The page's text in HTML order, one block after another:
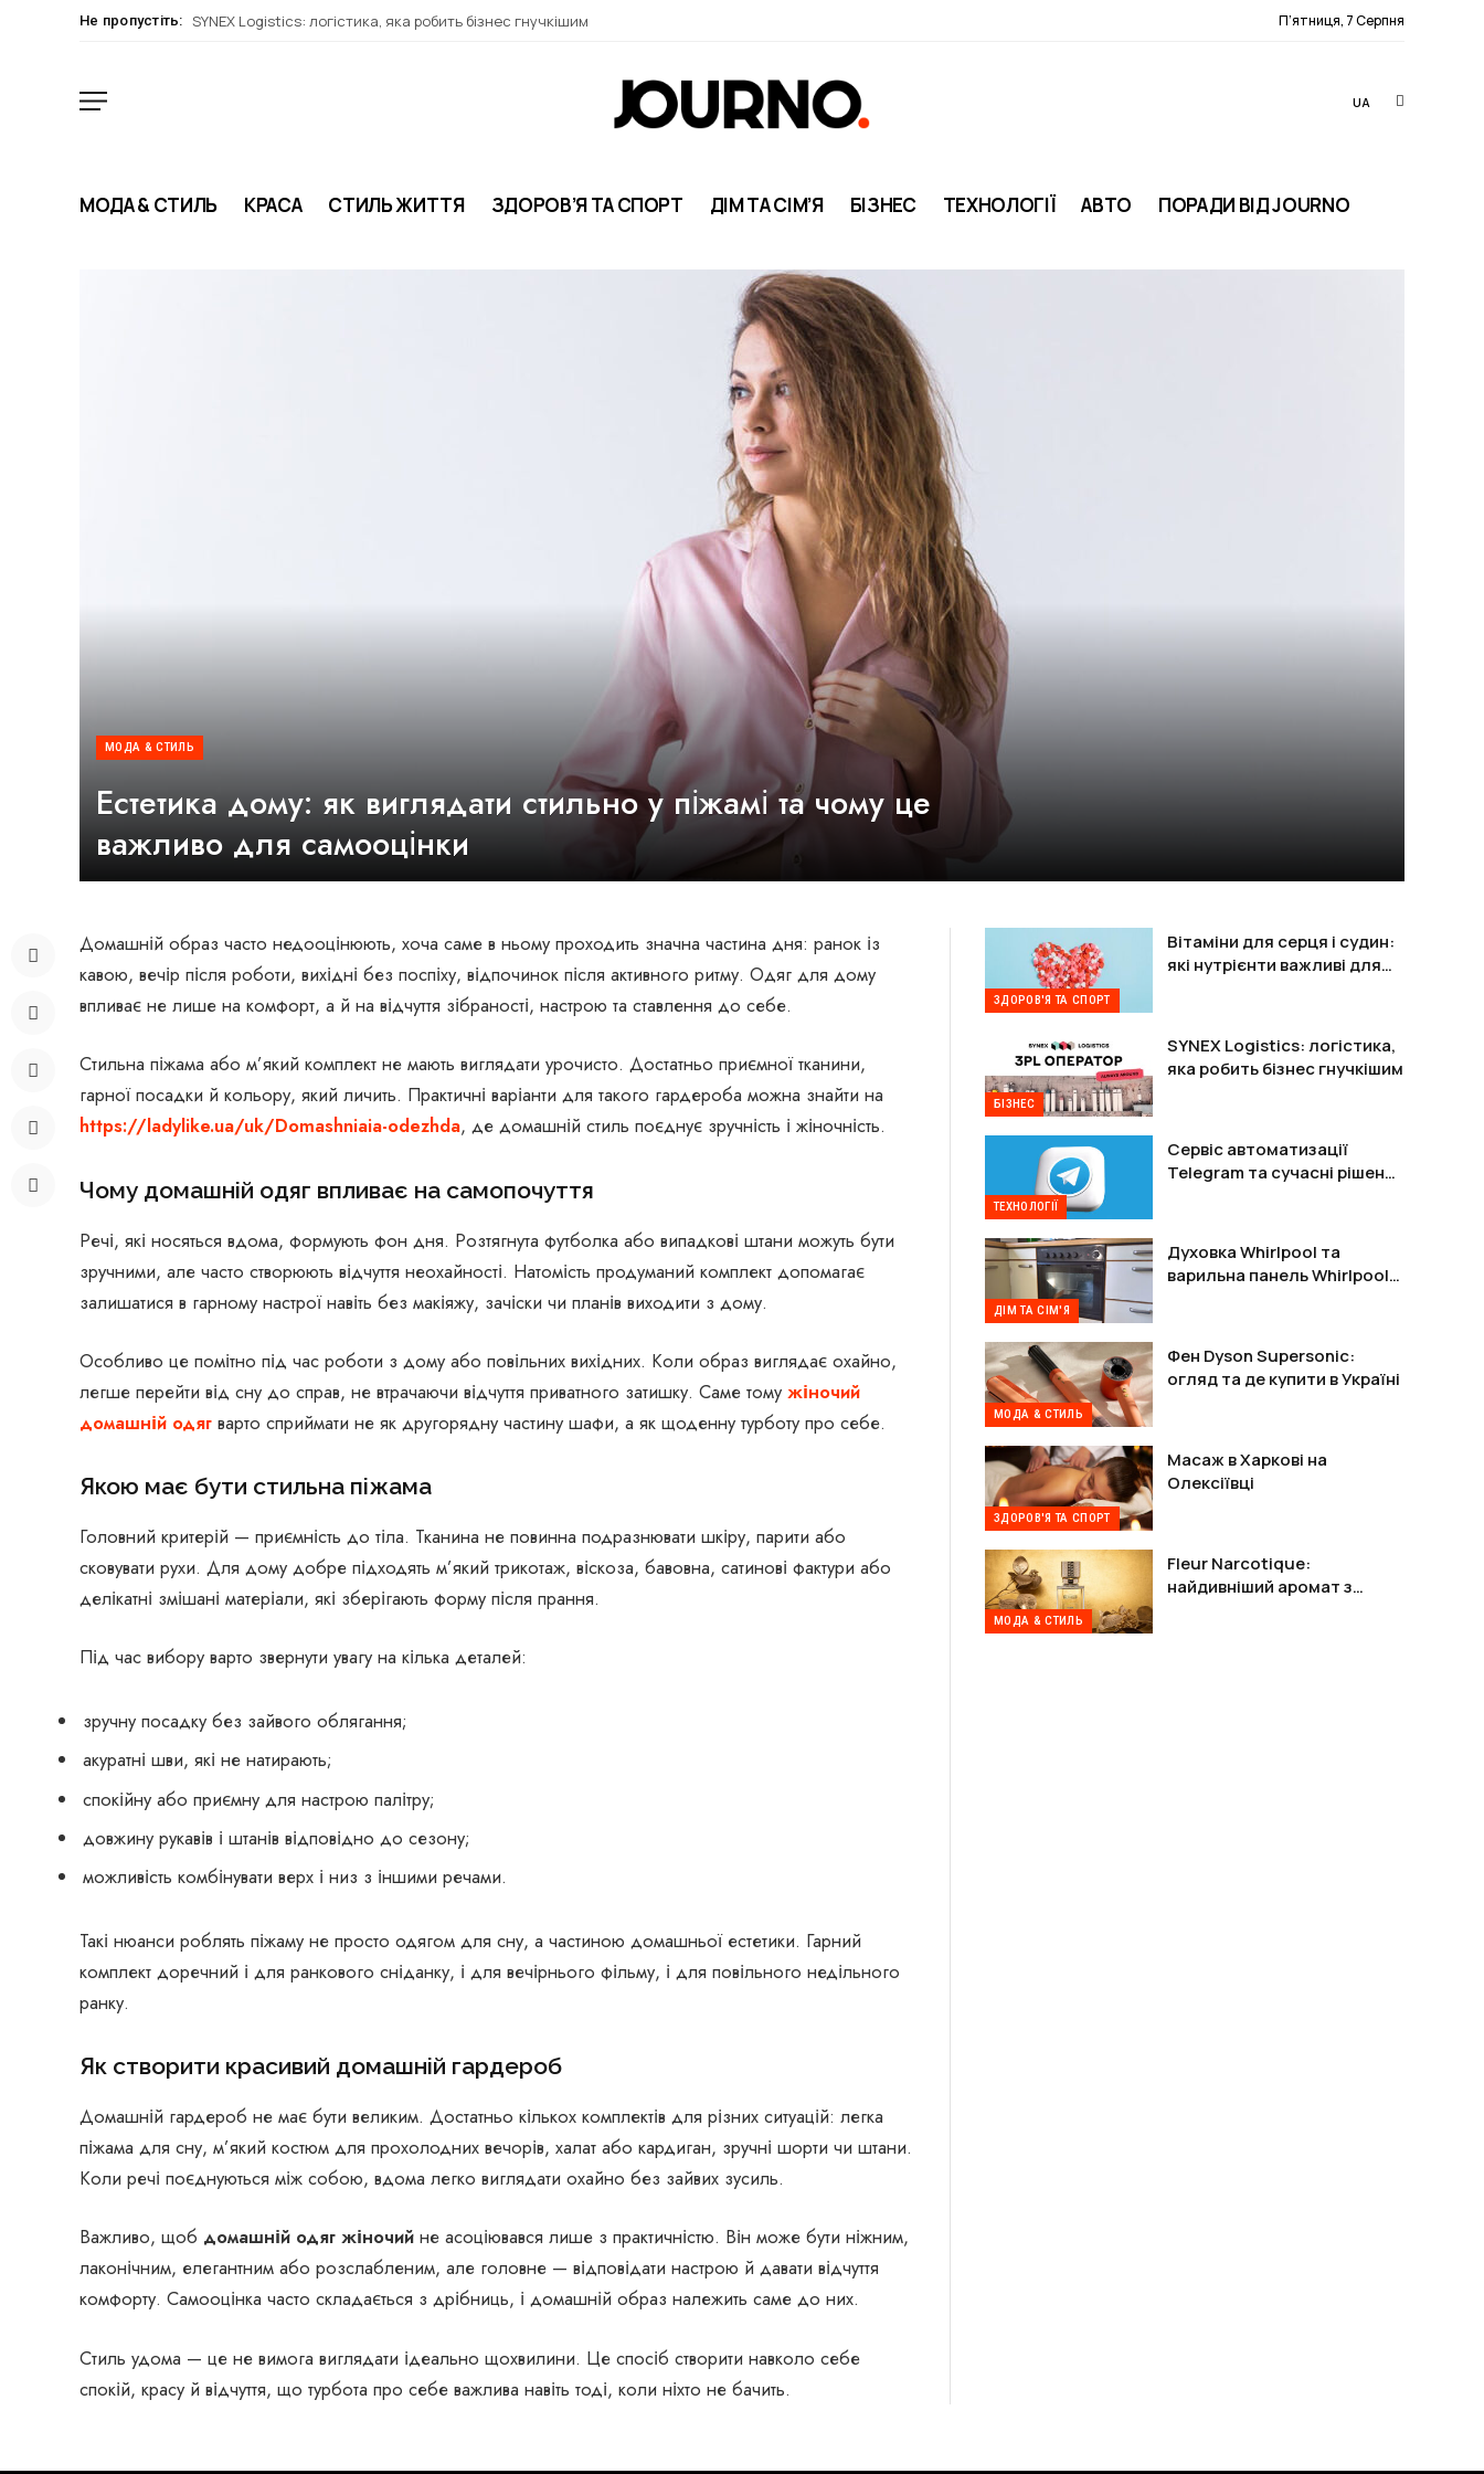
Не пропустіть: SYNEX Logistics: логістика, яка робить бізнес гнучкішим П’ятниця, 7 Серпня
UA
МОДА & СТИЛЬ КРАСА СТИЛЬ ЖИТТЯ ЗДОРОВ’Я ТА СПОРТ ДІМ ТА СІМ’Я БІЗНЕС ТЕХНОЛОГІЇ АВТО ПОРАДИ ВІД JOURNO
МОДА & СТИЛЬ
Естетика дому: як виглядати стильно у піжамі та чому це
важливо для самооцінки
Домашній образ часто недооцінюють, хоча саме в ньому проходить значна частина дня: ранок із
кавою, вечір після роботи, вихідні без поспіху, відпочинок після активного ритму. Одяг для дому
впливає не лише на комфорт, а й на відчуття зібраності, настрою та ставлення до себе.
Стильна піжама або м’який комплект не мають виглядати урочисто. Достатньо приємної тканини,
гарної посадки й кольору, який личить. Практичні варіанти для такого гардероба можна знайти на
https://ladylike.ua/uk/Domashniaia-odezhda, де домашній стиль поєднує зручність і жіночність.
Чому домашній одяг впливає на самопочуття
Речі, які носяться вдома, формують фон дня. Розтягнута футболка або випадкові штани можуть бути
зручними, але часто створюють відчуття неохайності. Натомість продуманий комплект допомагає
залишатися в гарному настрої навіть без макіяжу, зачіски чи планів виходити з дому.
Особливо це помітно під час роботи з дому або повільних вихідних. Коли образ виглядає охайно,
легше перейти від сну до справ, не втрачаючи відчуття приватного затишку. Саме тому жіночий
домашній одяг варто сприймати не як другорядну частину шафи, а як щоденну турботу про себе.
Якою має бути стильна піжама
Головний критерій — приємність до тіла. Тканина не повинна подразнювати шкіру, парити або
сковувати рухи. Для дому добре підходять м’який трикотаж, віскоза, бавовна, сатинові фактури або
делікатні змішані матеріали, які зберігають форму після прання.
Під час вибору варто звернути увагу на кілька деталей:
зручну посадку без зайвого облягання;
акуратні шви, які не натирають;
спокійну або приємну для настрою палітру;
довжину рукавів і штанів відповідно до сезону;
можливість комбінувати верх і низ з іншими речами.
Такі нюанси роблять піжаму не просто одягом для сну, а частиною домашньої естетики. Гарний
комплект доречний і для ранкового сніданку, і для вечірнього фільму, і для повільного недільного
ранку.
Як створити красивий домашній гардероб
Домашній гардероб не має бути великим. Достатньо кількох комплектів для різних ситуацій: легка
піжама для сну, м’який костюм для прохолодних вечорів, халат або кардиган, зручні шорти чи штани.
Коли речі поєднуються між собою, вдома легко виглядати охайно без зайвих зусиль.
Важливо, щоб домашній одяг жіночий не асоціювався лише з практичністю. Він може бути ніжним,
лаконічним, елегантним або розслабленим, але головне — відповідати настрою й давати відчуття
комфорту. Самооцінка часто складається з дрібниць, і домашній образ належить саме до них.
Стиль удома — це не вимога виглядати ідеально щохвилини. Це спосіб створити навколо себе
спокій, красу й відчуття, що турбота про себе важлива навіть тоді, коли ніхто не бачить.
ЗДОРОВ'Я ТА СПОРТ
Вітаміни для серця і судин:
які нутрієнти важливі для
БІЗНЕС
SYNEX Logistics: логістика,
яка робить бізнес гнучкішим
ТЕХНОЛОГІЇ
Сервіс автоматизації
Telegram та сучасні рішення
ДІМ ТА СІМ'Я
Духовка Whirlpool та
варильна панель Whirlpool:
МОДА & СТИЛЬ
Фен Dyson Supersonic:
огляд та де купити в Україні
ЗДОРОВ'Я ТА СПОРТ
Масаж в Харкові на
Олексіївці
МОДА & СТИЛЬ
Fleur Narcotique:
найдивніший аромат з